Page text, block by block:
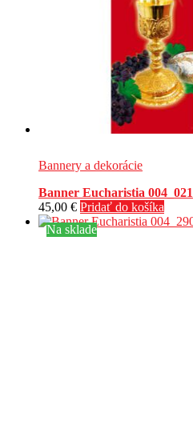
Bannery a dekorácie
Banner Eucharistia 004_021
45,00 € Pridať do košíka
Na sklade